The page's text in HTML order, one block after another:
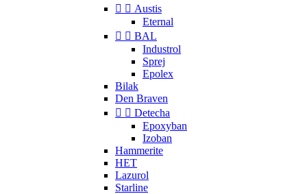
  Austis
Eternal
  BAL
Industrol
Sprej
Epolex
Bilak
Den Braven
  Detecha
Epoxyban
Izoban
Hammerite
HET
Lazurol
Starline